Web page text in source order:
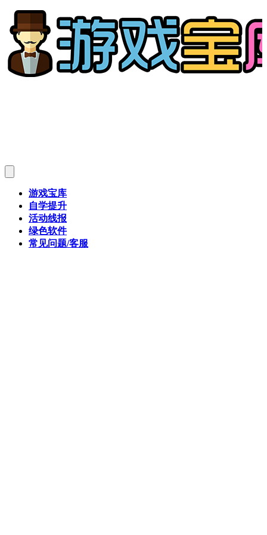
游戏宝库
自学提升
活动线报
绿色软件
常见问题/客服